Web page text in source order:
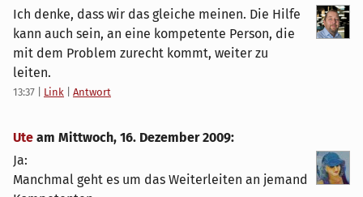
Ich denke, dass wir das gleiche meinen. Die Hilfe
kann auch sein, an eine kompetente Person, die
mit dem Problem zurecht kommt, weiter zu
leiten.
13:37 Link Antwort
Ute am Mittwoch, 16. Dezember 2009:
Ja:
Manchmal geht es um das Weiterleiten an jemand